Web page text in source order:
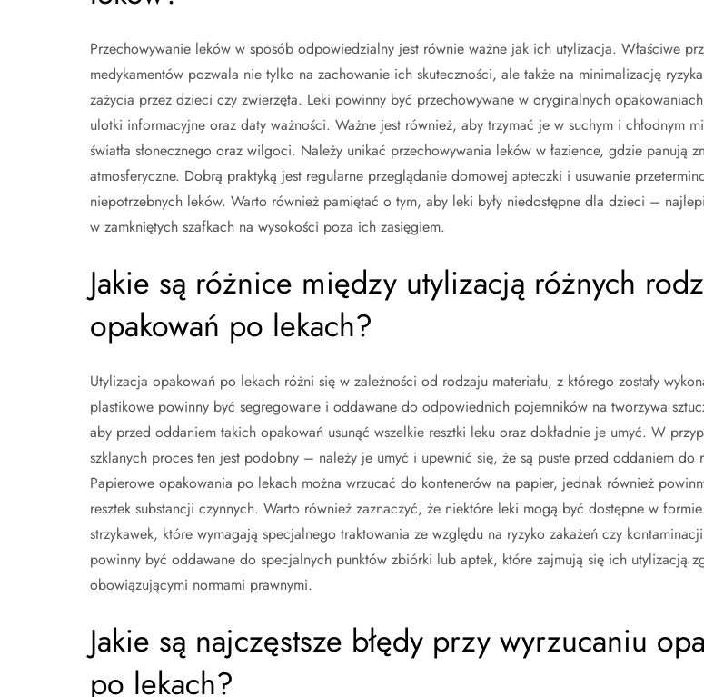
Przechowywanie leków w sposób odpowiedzialny jest równie ważne jak ich utylizacja. Właściwe
medykamentów pozwala nie tylko na zachowanie ich skuteczności, ale także na minimalizację
zażycia przez dzieci czy zwierzęta. Leki powinny być przechowywane w oryginalnych
ulotki informacyjne oraz daty ważności. Ważne jest również, aby trzymać je w suchym i chłodnym
światła słonecznego oraz wilgoci. Należy unikać przechowywania leków w łazience, gdzie panują
atmosferyczne. Dobrą praktyką jest regularne przeglądanie domowej apteczki i usuwanie
niepotrzebnych leków. Warto również pamiętać o tym, aby leki były niedostępne dla dzieci –
w zamkniętych szafkach na wysokości poza ich zasięgiem.
Jakie są różnice między utylizacją różnych
opakowań po lekach?
Utylizacja opakowań po lekach różni się w zależności od rodzaju materiału, z którego zostały
plastikowe powinny być segregowane i oddawane do odpowiednich pojemników na tworzywa
aby przed oddaniem takich opakowań usunąć wszelkie resztki leku oraz dokładnie je umyć. W
szklanych proces ten jest podobny – należy je umyć i upewnić się, że są puste przed oddaniem do
Papierowe opakowania po lekach można wrzucać do kontenerów na papier, jednak również
resztek substancji czynnych. Warto również zaznaczyć, że niektóre leki mogą być dostępne w
strzykawek, które wymagają specjalnego traktowania ze względu na ryzyko zakażeń czy
powinny być oddawane do specjalnych punktów zbiórki lub aptek, które zajmują się ich utylizacją
obowiązującymi normami prawnymi.
Jakie są najczęstsze błędy przy wyrzucaniu
po lekach?